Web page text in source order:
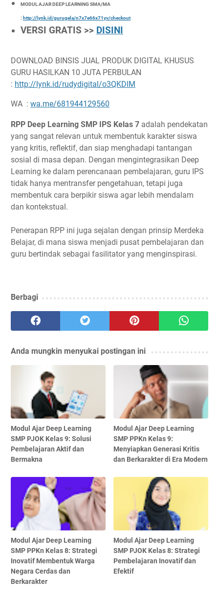
MODUL AJAR DEEP LEARNING SMA/MA
: http://lynk.id/gurugela/n7x7e66x71yv/checkout
VERSI GRATIS >> DISINI
DOWNLOAD BINSIS JUAL PRODUK DIGITAL KHUSUS
GURU HASILKAN 10 JUTA PERBULAN
: http://lynk.id/rudydigital/o3QKDlM
WA : wa.me/681944129560
RPP Deep Learning SMP IPS Kelas 7 adalah pendekatan
yang sangat relevan untuk membentuk karakter siswa
yang kritis, reflektif, dan siap menghadapi tantangan
sosial di masa depan. Dengan mengintegrasikan Deep
Learning ke dalam perencanaan pembelajaran, guru IPS
tidak hanya mentransfer pengetahuan, tetapi juga
membentuk cara berpikir siswa agar lebih mendalam
dan kontekstual.
Penerapan RPP ini juga sejalan dengan prinsip Merdeka
Belajar, di mana siswa menjadi pusat pembelajaran dan
guru bertindak sebagai fasilitator yang menginspirasi.
Berbagi
Anda mungkin menyukai postingan ini
Modul Ajar Deep Learning
SMP PJOK Kelas 9: Solusi
Pembelajaran Aktif dan
Bermakna
Modul Ajar Deep Learning
SMP PPKn Kelas 9:
Menyiapkan Generasi Kritis
dan Berkarakter di Era Modern
Modul Ajar Deep Learning
SMP PPKn Kelas 8: Strategi
Inovatif Membentuk Warga
Negara Cerdas dan
Berkarakter
Modul Ajar Deep Learning
SMP PJOK Kelas 8: Strategi
Pembelajaran Inovatif dan
Efektif